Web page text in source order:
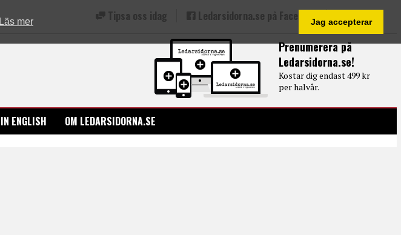
Läs mer Jag accepterar
Prenumerera på
Ledarsidorna.se!
Kostar dig endast 499 kr
per halvår.
Tipsa oss idag Ledarsidorna.se på Facebook
IN ENGLISH OM LEDARSIDORNA.SE